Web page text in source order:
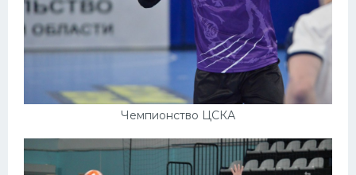
Чемпионство ЦСКА